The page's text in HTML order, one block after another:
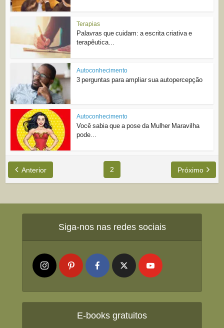
Terapias
Palavras que cuidam: a escrita criativa e
terapêutica...
Autoconhecimento
3 perguntas para ampliar sua autopercepção
Autoconhecimento
Você sabia que a pose da Mulher Maravilha
pode...
Anterior 2 Próximo
Siga-nos nas redes sociais
E-books gratuitos